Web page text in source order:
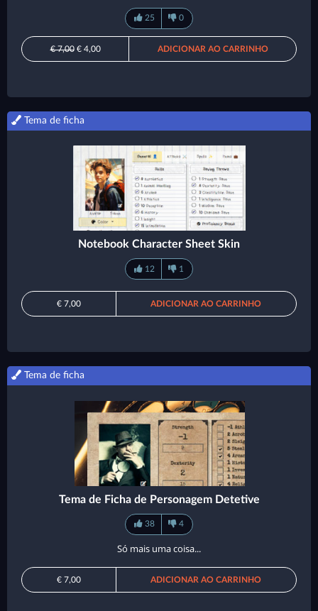
25 0
€ 7,00€ 4,00 ADICIONAR AO CARRINHO
Tema de ficha
Notebook Character Sheet Skin
12 1
€ 7,00 ADICIONAR AO CARRINHO
Tema de ficha
Tema de Ficha de Personagem Detetive
38 4
Só mais uma coisa...
€ 7,00 ADICIONAR AO CARRINHO